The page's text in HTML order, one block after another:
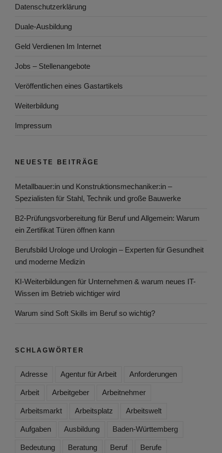
Datenschutzerklärung
Duale-Ausbildung
Geld Verdienen Im Internet
Jobs – Stellenangebote
Veröffentlichen eines Gastartikels
Weiterbildung
Impressum
NEUESTE BEITRÄGE
Metallbauer:in und Konstruktionsmechaniker:in –
Spezialisten für Stahl, Technik und große Bauwerke
B2-Prüfungsvorbereitung für Beruf und Allgemein: Warum
ein Zertifikat Türen öffnen kann
Berufsbild Urologe und Urologin – Experten für Gesundheit
und moderne Medizin
KI-Weiterbildungen für Unternehmen & warum neues IT-
Wissen im Betrieb wichtiger wird
Warum sind Soft Skills im Beruf so wichtig?
SCHLAGWÖRTER
Adresse Agentur für Arbeit Anforderungen
Arbeit Arbeitgeber Arbeitnehmer
Arbeitsmarkt Arbeitsplatz Arbeitswelt
Aufgaben Ausbildung Baden-Württemberg
Bedeutung Beratung Beruf Berufe